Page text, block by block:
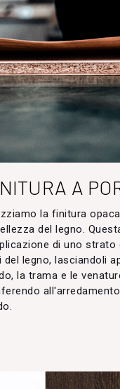
A
la finitura
del legno.
di uno strato
del legno, lasciandoli
la trama e le